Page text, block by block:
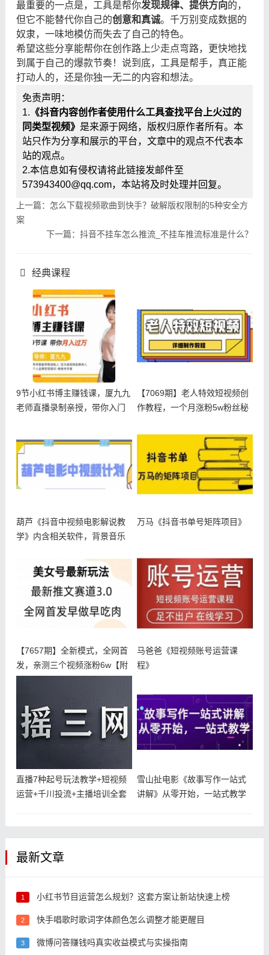
最重要的一点是，工具是帮你发现规律、提供方向的，
但它不能替代你自己的创意和真诚。千万别变成数据的
奴隶，一味地模仿而失去了自己的特色。
希望这些分享能帮你在创作路上少走点弯路，更快地找
到属于自己的爆款节奏！说到底，工具是帮手，真正能
打动人的，还是你独一无二的内容和想法。
免责声明：
1. 《抖音内容创作者使用什么工具查找平台上火过的
同类型视频》 是来源于网络，版权归原作者所有。本
站只作为分享和展示的平台，文章中的观点不代表本
站的观点。
2.本信息如有侵权请将此链接发邮件至
573943400@qq.com，本站将及时处理并回复。
上一篇：怎么下载视频歌曲到快手？破解版权限制的5种安全方
案
下一篇：抖音不挂车怎么推流_不挂车推流标准是什么？
经典课程
9节小红书博主赚钱课，厦九九
老师直播录制亲授，带你入门
【7069期】老人特效短视频创
作教程，一个月涨粉5w粉丝秘
葫芦《抖音中视频电影解说教
学》内含相关软件，背景音乐
万马《抖音书单号矩阵项目》
【7657期】全新模式，全网首
发，亲测三个视频涨粉6w【附
带
马爸爸《短视频账号运营课
程》
直播7种起号玩法教学+短视频
运营+千川投流+主播培训全套
雪山扯电影《故事写作一站式
讲解》从零开始，一站式教学
最新文章
1 小红书节目运营怎么规划？这套方案让新站快速上榜
2 快手唱歌时歌词字体颜色怎么调整才能更醒目
3 微博问答赚钱吗真实收益模式与实操指南